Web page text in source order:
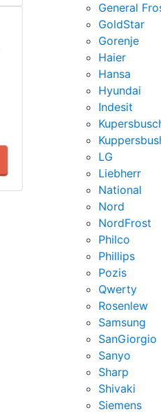
General
GoldStar
Gorenje
Haier
Hansa
Hyundai
Indesit
LG
Liebherr
National
Nord
NordFrost
Philco
Phillips
Pozis
Qwerty
Rosenlew
Samsung
SanGiorgio
Sanyo
Sharp
Shivaki
Siemens